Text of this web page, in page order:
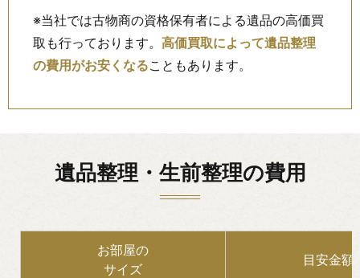
※当社では古物商の資格保有者による遺品の高価買
取も行っております。 高価買取によって遺品整理
の費用がお安くなることもあります。
遺品整理・生前整理の費用
お部屋の
サイズ
目安金額